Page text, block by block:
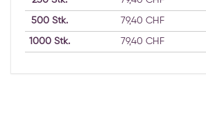
500Stk. 79,40 CHF
1000Stk. 79,40 CHF